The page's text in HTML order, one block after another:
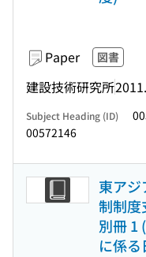
Paper 図書
建設技術研究所
Subject Heading (ID)
00572146
東ア
制制度
別冊 1
に係